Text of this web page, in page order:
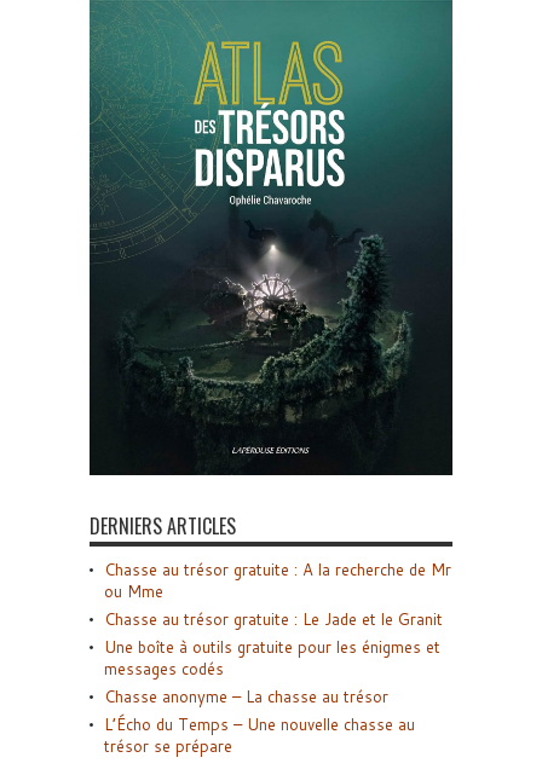
DERNIERS ARTICLES
Chasse au trésor gratuite : A la recherche de Mr
ou Mme
Chasse au trésor gratuite : Le Jade et le Granit
Une boîte à outils gratuite pour les énigmes et
messages codés
Chasse anonyme – La chasse au trésor
L’Écho du Temps – Une nouvelle chasse au
trésor se prépare